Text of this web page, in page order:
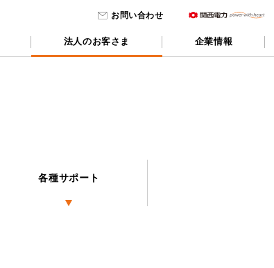
お問い合わせ
法人のお客さま 企業情報
各種サポート